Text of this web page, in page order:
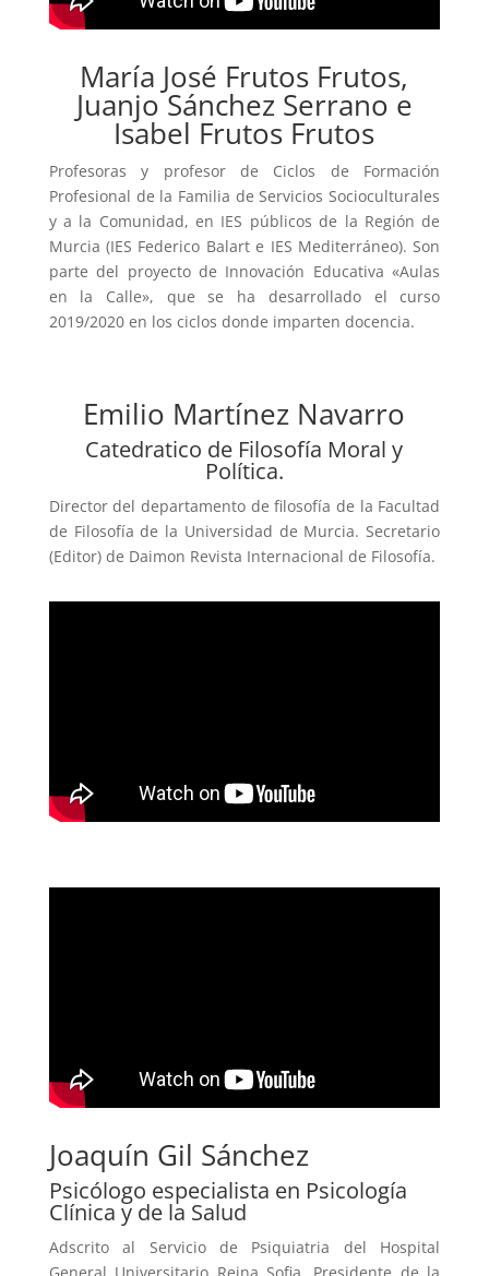
María José Frutos Frutos,
Juanjo Sánchez Serrano e
Isabel Frutos Frutos
Profesoras y profesor de Ciclos de Formación
Profesional de la Familia de Servicios Socioculturales
y a la Comunidad, en IES públicos de la Región de
Murcia (IES Federico Balart e IES Mediterráneo). Son
parte del proyecto de Innovación Educativa «Aulas
en la Calle», que se ha desarrollado el curso
2019/2020 en los ciclos donde imparten docencia.
Emilio Martínez Navarro
Catedratico de Filosofía Moral y
Política.
Director del departamento de filosofía de la Facultad
de Filosofía de la Universidad de Murcia. Secretario
(Editor) de Daimon Revista Internacional de Filosofía.
Joaquín Gil Sánchez
Psicólogo especialista en Psicología
Clínica y de la Salud
Adscrito al Servicio de Psiquiatria del Hospital
General Universitario Reina Sofia. Presidente de la